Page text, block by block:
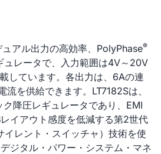
アル出力の高効率、PolyPhase®
ュレータで、入力範囲は4V～20V
しています。各出力は、6Aの連
を供給できます。LT7182Sは、
降圧レギュレータであり、EMI
イアウト感度を低減する第2世代
イレント・スイッチャ）技術を使
ジタル・パワー・システム・マネ